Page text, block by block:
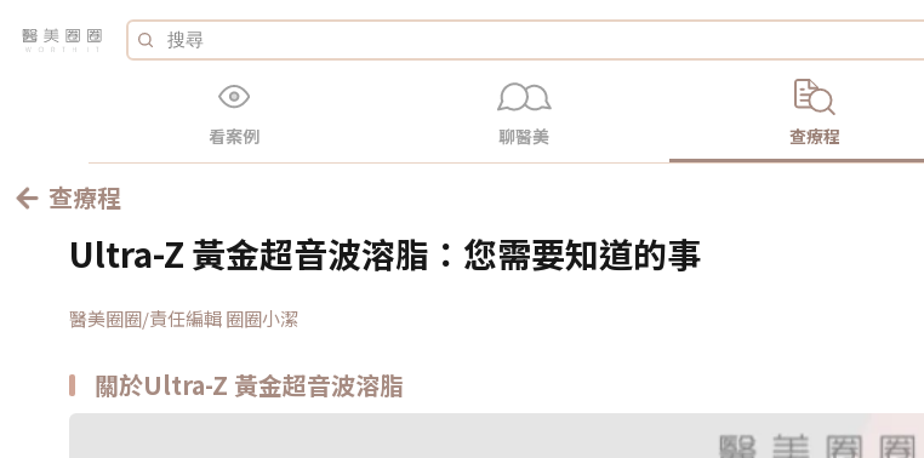
看案例 聊醫美 查療程
查療程
Ultra-Z 黃金超音波溶脂：您需要知道的事
醫美圈圈/責任編輯 圈圈小潔
關於Ultra-Z 黃金超音波溶脂